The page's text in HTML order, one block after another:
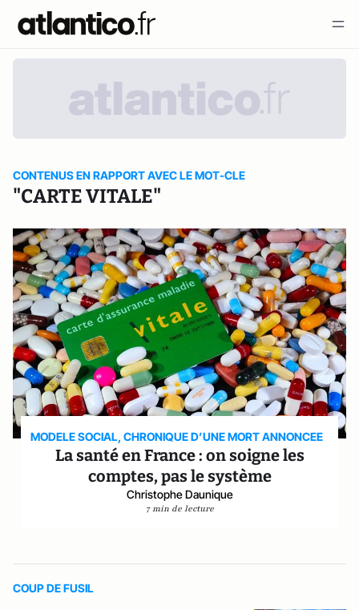
CONTENUS EN RAPPORT AVEC LE MOT-CLE
"CARTE VITALE"
MODELE SOCIAL, CHRONIQUE D’UNE MORT ANNONCEE
La santé en France : on soigne les
comptes, pas le système
Christophe Daunique
7 min de lecture
COUP DE FUSIL